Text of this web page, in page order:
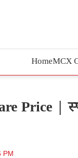
HomeMCX
Price |
PM